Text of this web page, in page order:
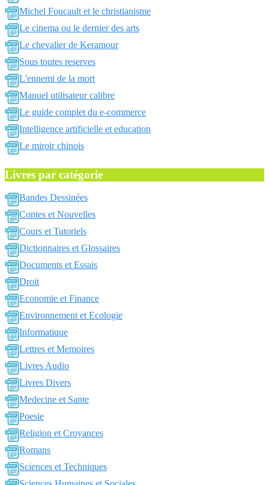
Michel Foucault et le christianisme
Le cinema ou le dernier des arts
Le chevalier de Keramour
Sous toutes reserves
L'ennemi de la mort
Manuel utilisateur calibre
Le guide complet du e-commerce
Intelligence artificielle et education
Le miroir chinois
Livres par catégorie
Bandes Dessinées
Contes et Nouvelles
Cours et Tutoriels
Dictionnaires et Glossaires
Documents et Essais
Droit
Economie et Finance
Environnement et Ecologie
Informatique
Lettres et Memoires
Livres Audio
Livres Divers
Medecine et Sante
Poesie
Religion et Croyances
Romans
Sciences et Techniques